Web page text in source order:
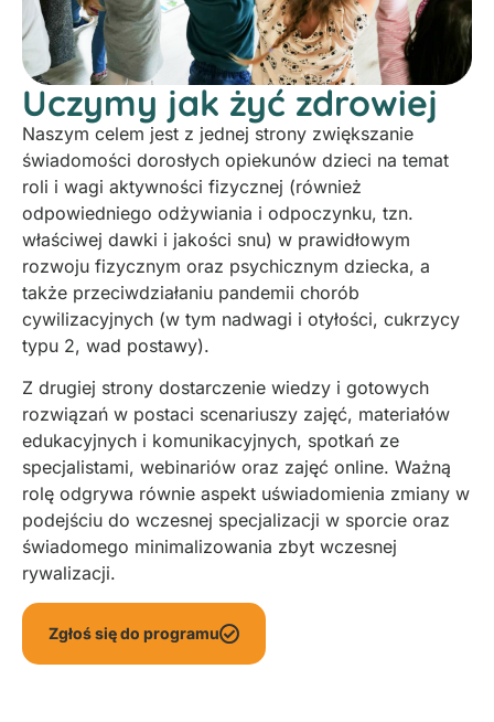
Uczymy jak żyć zdrowiej
Naszym celem jest z jednej strony zwiększanie
świadomości dorosłych opiekunów dzieci na temat
roli i wagi aktywności fizycznej (również
odpowiedniego odżywiania i odpoczynku, tzn.
właściwej dawki i jakości snu) w prawidłowym
rozwoju fizycznym oraz psychicznym dziecka, a
także przeciwdziałaniu pandemii chorób
cywilizacyjnych (w tym nadwagi i otyłości, cukrzycy
typu 2, wad postawy).
Z drugiej strony dostarczenie wiedzy i gotowych
rozwiązań w postaci scenariuszy zajęć, materiałów
edukacyjnych i komunikacyjnych, spotkań ze
specjalistami, webinariów oraz zajęć online. Ważną
rolę odgrywa równie aspekt uświadomienia zmiany w
podejściu do wczesnej specjalizacji w sporcie oraz
świadomego minimalizowania zbyt wczesnej
rywalizacji.
Zgłoś się do programu